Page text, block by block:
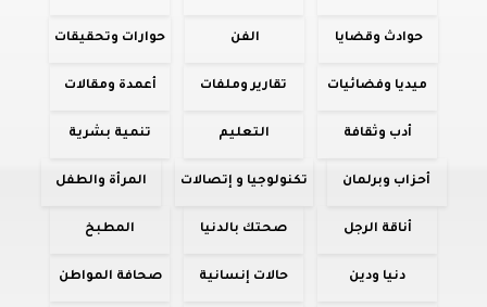
حوادث وقضايا الفن حوارات وتحقيقات
ميديا وفضائيات تقارير وملفات أعمدة ومقالات
أدب وثقافة التعليم تنمية بشرية
أحزاب وبرلمان تكنولوجيا و إتصالات المرأة والطفل
أناقة الرجل صحتك بالدنيا المطبخ
دنيا ودين حالات إنسانية صحافة المواطن